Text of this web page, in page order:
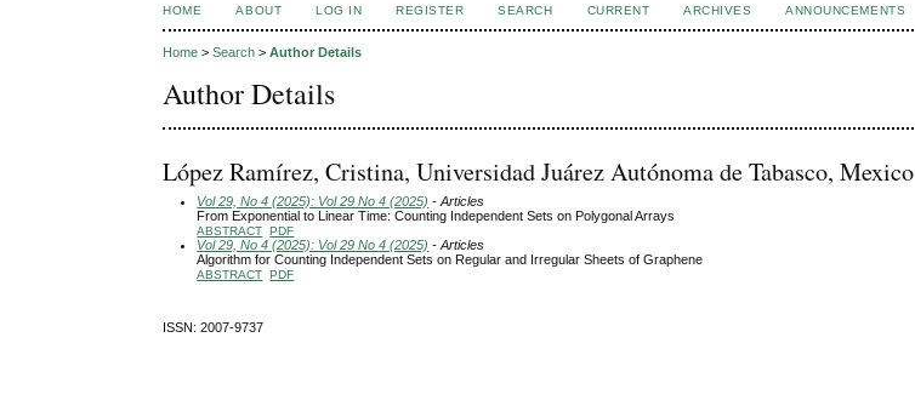
HOME ABOUT LOG IN REGISTER SEARCH CURRENT ARCHIVES ANNOUNCEMENTS
Home >Search >Author Details
Author Details
López Ramírez, Cristina, Universidad Juárez Autónoma de Tabasco, Mexico
Vol 29, No 4 (2025): Vol 29 No 4 (2025) - Articles
From Exponential to Linear Time: Counting Independent Sets on Polygonal Arrays
ABSTRACT PDF
Vol 29, No 4 (2025): Vol 29 No 4 (2025) - Articles
Algorithm for Counting Independent Sets on Regular and Irregular Sheets of Graphene
ABSTRACT PDF
ISSN: 2007-9737